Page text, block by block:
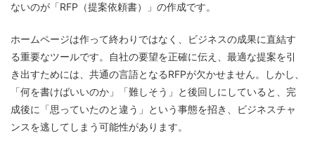
ないのが「RFP（提案依頼書）」の作成です。
ホームページは作って終わりではなく、ビジネスの成果に直結す
る重要なツールです。自社の要望を正確に伝え、最適な提案を引
き出すためには、共通の言語となるRFPが欠かせません。しかし、
「何を書けばいいのか」「難しそう」と後回しにしていると、完
成後に「思っていたのと違う」という事態を招き、ビジネスチャ
ンスを逃してしまう可能性があります。